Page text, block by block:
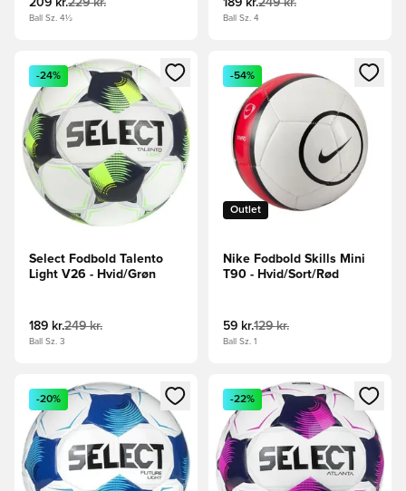
Ball Sz. 4½ Ball Sz. 4
Åbner en Modal til at logge ind eller tilmelde dig som
-24%
Select Fodbold Talento
Light V26 - Hvid/Grøn
189 kr.249 kr.
Ball Sz. 3
Åbner en Modal til at logge
Outlet
-54%
Nike Fodbold Skills Mini
T90 - Hvid/Sort/Rød
59 kr.129 kr.
Ball Sz. 1
Åbner en Modal til at logge ind eller tilmelde dig som
-20%
Åbner en Modal til at logge
-22%